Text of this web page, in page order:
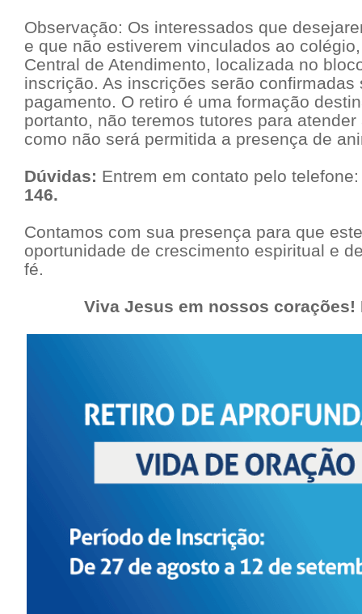
Observação: Os interessados que
e que não estiverem vinculados ao
Central de Atendimento, localizada no
inscrição. As inscrições serão confirmadas
pagamento. O retiro é uma formação
portanto, não teremos tutores para
como não será permitida a presença de
Dúvidas: Entrem em contato pelo
146.
Contamos com sua presença para que
oportunidade de crescimento espiritual e
fé.
Viva Jesus em nossos corações!